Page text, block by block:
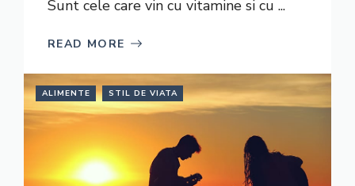
Sunt cele care vin cu vitamine si cu ...
READ MORE
ALIMENTE STIL DE VIATA